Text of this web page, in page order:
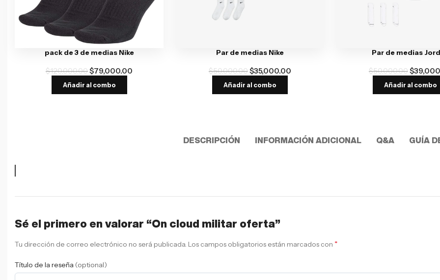
pack de 3 de medias Nike
$120,000.00$79,000.00
Añadir al combo
Par de medias Nike
$50,000.00$35,000.00
Añadir al combo
Par de medias
$50,000.00$
Añadir al combo
DESCRIPCIÓN INFORMACIÓN ADICIONAL Q&A GUÍA
Sé el primero en valorar “On cloud militar oferta”
Tu dirección de correo electrónico no será publicada. Los campos obligatorios están marcados con *
Título de la reseña (optional)